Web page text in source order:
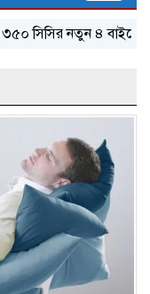
নতুন ৪ বাইকের যত